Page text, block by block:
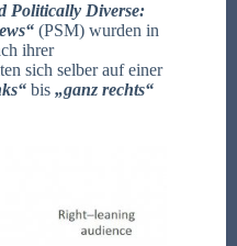
Politically Diverse:
(PSM) wurden in
ihrer
sich selber auf einer
bis „ganz rechts“